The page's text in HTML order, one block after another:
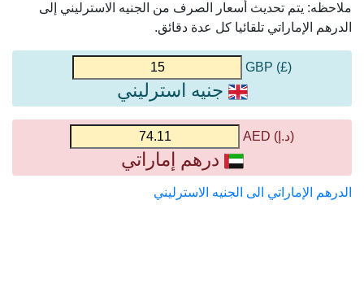
ملاحظه: يتم تحديث أسعار الصرف من الجنيه الاسترليني إلى
الدرهم الإماراتي تلقائيا كل عدة دقائق.
(£) GBP
جنيه استرليني
(د.إ) AED
درهم إماراتي
الدرهم الإماراتي الى الجنيه الاسترليني